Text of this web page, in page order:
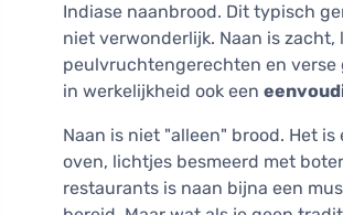
Indiase naanbrood. Dit typisch
niet verwonderlijk. Naan is
peulvruchtengerechten en verse
in werkelijkheid ook een
Naan is niet "alleen" brood. Het
oven, lichtjes besmeerd met
restaurants is naan bijna een